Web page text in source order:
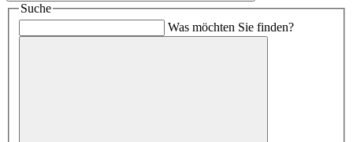
Suche
Was möchten Sie finden?